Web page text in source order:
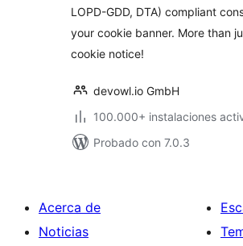
LOPD-GDD, DTA) compliant
your cookie banner. More than
cookie notice!
devowl.io GmbH
100.000+ instalaciones
Probado con 7.0.3
Acerca de
Noticias